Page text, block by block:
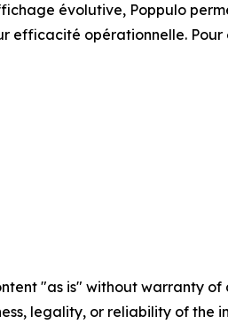
évolutive, Poppulo
efficacité opérationnelle. Pour
"as is" without warranty
legality, or reliability of